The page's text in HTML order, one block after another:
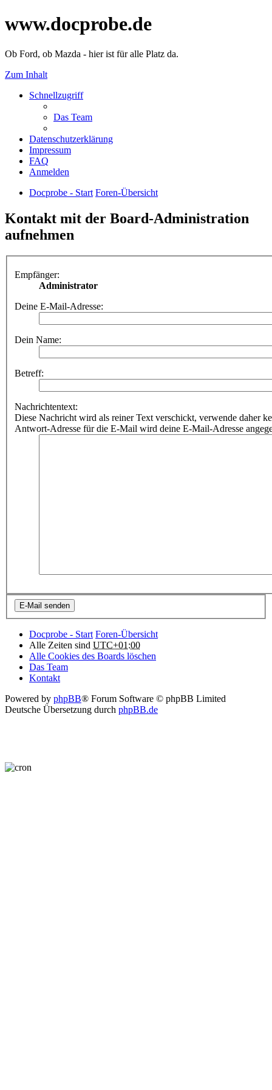
www.docprobe.de
Ob Ford, ob Mazda - hier ist für alle Platz da.
Zum Inhalt
Schnellzugriff
Das Team
Datenschutzerklärung
Impressum
FAQ
Anmelden
Docprobe - Start Foren-Übersicht
Kontakt mit der Board-Administration
aufnehmen
Empfänger:
Administrator
Deine E-Mail-Adresse:
Dein Name:
Betreff:
Nachrichtentext:
Diese Nachricht wird als reiner Text verschickt, verwende daher
Antwort-Adresse für die E-Mail wird deine E-Mail-Adresse
Docprobe - Start Foren-Übersicht
Alle Zeiten sind UTC+01:00
Alle Cookies des Boards löschen
Das Team
Kontakt
Powered by phpBB® Forum Software © phpBB Limited
Deutsche Übersetzung durch phpBB.de